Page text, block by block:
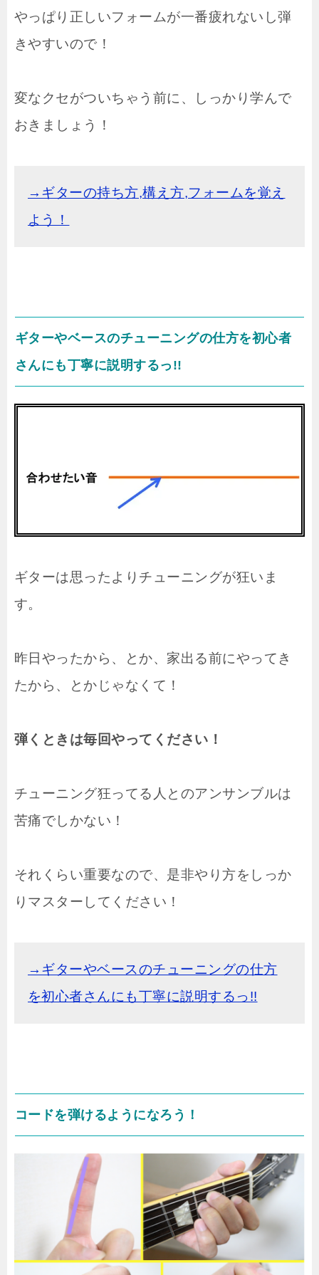
やっぱり正しいフォームが一番疲れないし弾
きやすいので！
変なクセがついちゃう前に、しっかり学んで
おきましょう！
→ギターの持ち方,構え方,フォームを覚え
よう！
ギターやベースのチューニングの仕方を初心者
さんにも丁寧に説明するっ!!
ギターは思ったよりチューニングが狂いま
す。
昨日やったから、とか、家出る前にやってき
たから、とかじゃなくて！
弾くときは毎回やってください！
チューニング狂ってる人とのアンサンブルは
苦痛でしかない！
それくらい重要なので、是非やり方をしっか
りマスターしてください！
→ギターやベースのチューニングの仕方
を初心者さんにも丁寧に説明するっ!!
コードを弾けるようになろう！